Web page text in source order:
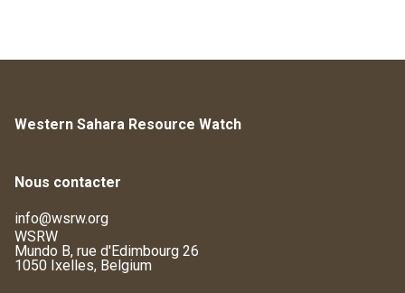
Western Sahara Resource Watch
Nous contacter
info@wsrw.org
WSRW
Mundo B, rue d'Edimbourg 26
1050 Ixelles, Belgium